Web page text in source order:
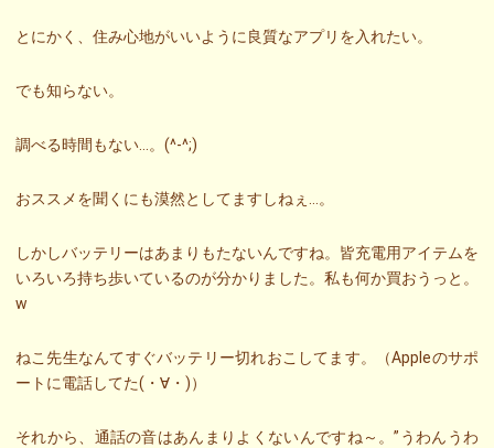
とにかく、住み心地がいいように良質なアプリを入れたい。
でも知らない。
調べる時間もない…。(^-^;)
おススメを聞くにも漠然としてますしねぇ…。
しかしバッテリーはあまりもたないんですね。皆充電用アイテムを
いろいろ持ち歩いているのが分かりました。私も何か買おうっと。
w
ねこ先生なんてすぐバッテリー切れおこしてます。（Appleのサポ
ートに電話してた(・∀・)）
それから、通話の音はあんまりよくないんですね～。”うわんうわ